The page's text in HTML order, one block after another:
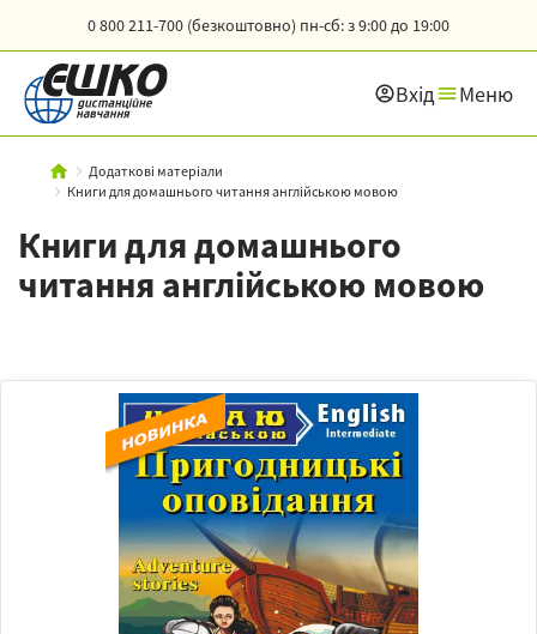
0 800 211-700 (безкоштовно) пн-сб: з 9:00 до 19:00
Вхід Меню
Додаткові матеріали
Книги для домашнього читання англійською мовою
Книги для домашнього
читання англійською мовою